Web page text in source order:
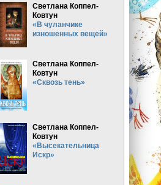
Светлана Коппел-
Ковтун
«В чуланчике
изношенных вещей»
Светлана Коппел-
Ковтун
«Сквозь тень»
Светлана Коппел-
Ковтун
«Высекательница
Искр»